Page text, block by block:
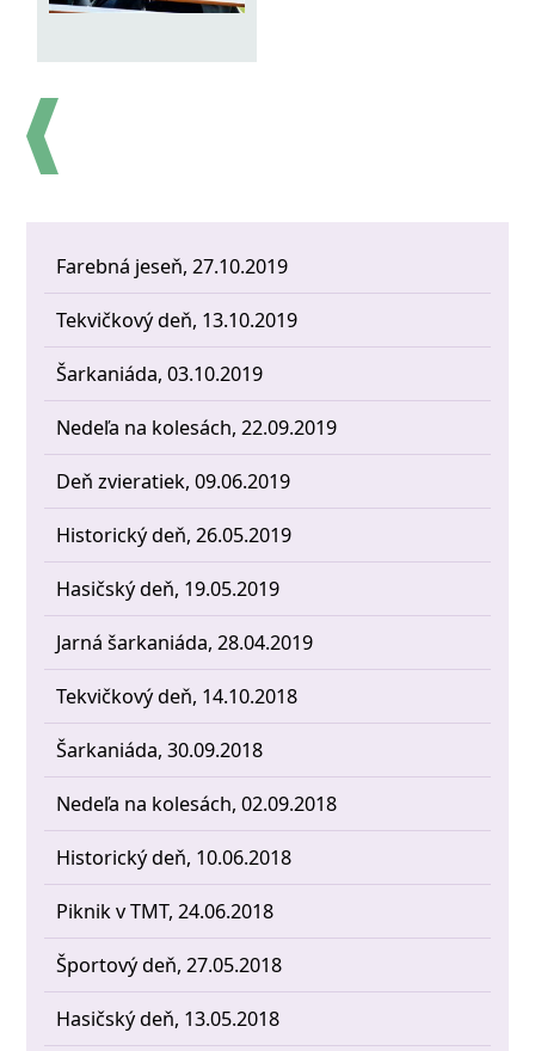
Farebná jeseň, 27.10.2019
Tekvičkový deň, 13.10.2019
Šarkaniáda, 03.10.2019
Nedeľa na kolesách, 22.09.2019
Deň zvieratiek, 09.06.2019
Historický deň, 26.05.2019
Hasičský deň, 19.05.2019
Jarná šarkaniáda, 28.04.2019
Tekvičkový deň, 14.10.2018
Šarkaniáda, 30.09.2018
Nedeľa na kolesách, 02.09.2018
Historický deň, 10.06.2018
Piknik v TMT, 24.06.2018
Športový deň, 27.05.2018
Hasičský deň, 13.05.2018